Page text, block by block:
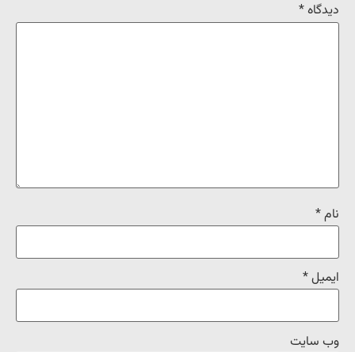
دیدگاه*
نام*
ایمیل*
وب‌ سایت